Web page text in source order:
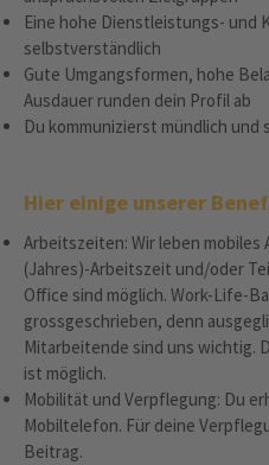
Eine hohe Dienstleistungs- und
selbstverständlich
Gute Umgangsformen, hohe
Ausdauer runden dein Profil ab
Du kommunizierst mündlich
Hier einige unserer
Arbeitszeiten: Wir leben
(Jahres)-Arbeitszeit und/oder
Office sind möglich. Work-Life-
grossgeschrieben, denn
Mitarbeitende sind uns wichtig.
ist möglich.
Mobilität und Verpflegung: Du
Mobiltelefon. Für deine
Beitrag.